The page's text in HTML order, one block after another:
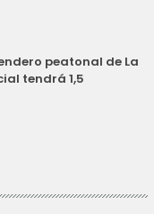
peatonal de La
tendrá 1,5